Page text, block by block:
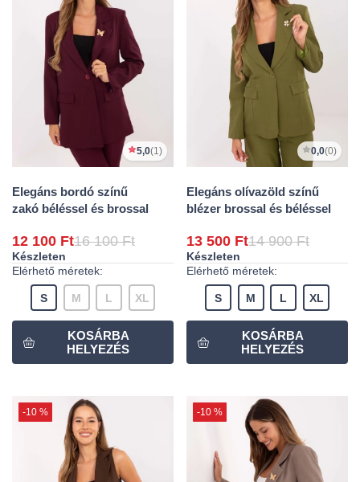
5,0(1)
Elegáns bordó színű
zakó béléssel és brossal
12 100 Ft16 100 Ft
Készleten
Elérhető méretek:
S M L XL
0,0(0)
Elegáns olívazöld színű
blézer brossal és béléssel
13 500 Ft14 900 Ft
Készleten
Elérhető méretek:
S M L XL
-10 % -10 %